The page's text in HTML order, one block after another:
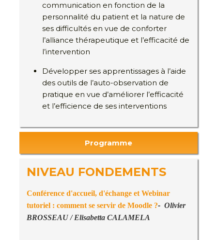
communication en fonction de la
personnalité du patient et la nature de
ses difficultés en vue de conforter
l’alliance thérapeutique et l’efficacité de
l’intervention
Développer ses apprentissages à l’aide
des outils de l’auto-observation de
pratique en vue d’améliorer l’efficacité
et l’efficience de ses interventions
Programme
NIVEAU FONDEMENTS
Conférence d'accueil, d'échange et Webinar
tutoriel : comment se servir de Moodle ?- Olivier
BROSSEAU /Elisabetta CALAMELA